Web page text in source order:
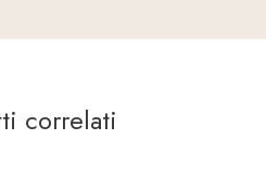
correlati